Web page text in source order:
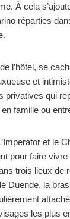
À cela
réparties
l’hôtel, se
et
privatives qui
famille ou
et le
pour faire
trois lieux de
Duende, la
les plus